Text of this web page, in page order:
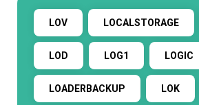
LOV LOCALSTORAGE
LOD LOG1 LOGIC
LOADERBACKUP LOK